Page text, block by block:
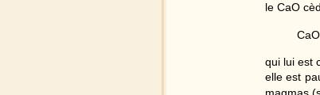
le CaO
qui lui est
elle est